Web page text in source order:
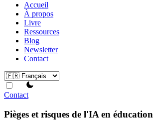
Accueil
À propos
Livre
Ressources
Blog
Newsletter
Contact
theme switcher
Contact
Pièges et risques de l'IA en éducation